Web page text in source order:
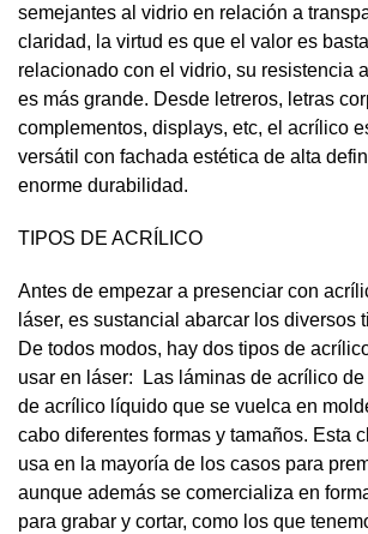
semejantes al vidrio en relación a
claridad, la virtud es que el valor es
relacionado con el vidrio, su resistencia
es más grande. Desde letreros, letras
complementos, displays, etc, el acrílico
versátil con fachada estética de alta
enorme durabilidad.
TIPOS DE ACRÍLICO
Antes de empezar a presenciar con
láser, es sustancial abarcar los diversos
De todos modos, hay dos tipos de
usar en láser: Las láminas de acrílico
de acrílico líquido que se vuelca en
cabo diferentes formas y tamaños. Esta
usa en la mayoría de los casos para
aunque además se comercializa en
para grabar y cortar, como los que